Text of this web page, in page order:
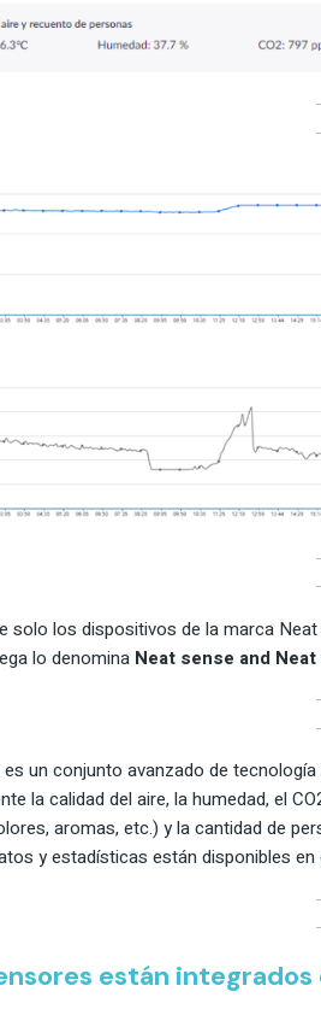
solo los dispositivos de la marca
lo denomina Neat sense and
es un conjunto avanzado de
la calidad del aire, la humedad, el
aromas, etc.) y la cantidad de
y estadísticas están disponibles en
están